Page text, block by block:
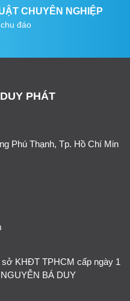
CHUYÊN NGHIỆP
đáo
PHÁT
Phú Thạnh, Tp. Hồ Chí Min
KHĐT TPHCM cấp ngày 1
BÁ DUY